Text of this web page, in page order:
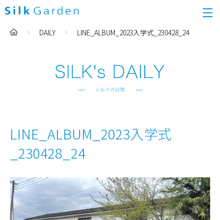
DAILY LINE_ALBUM_2023入学式_230428_24
LINE_ALBUM_2023入学式
_230428_24